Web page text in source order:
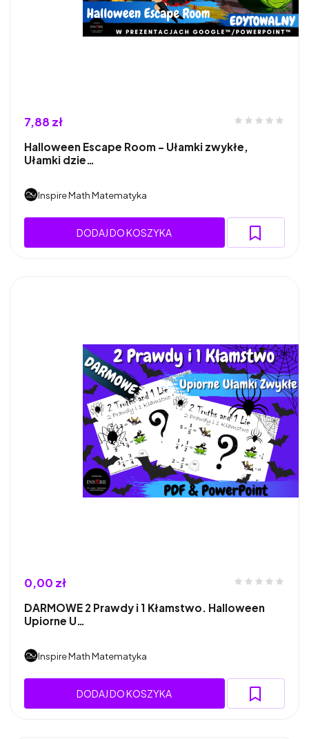
7,88 zł
Halloween Escape Room – Ułamki zwykłe,
Ułamki dzie…
Inspire Math Matematyka
DODAJ DO KOSZYKA
0,00 zł
DARMOWE 2 Prawdy i 1 Kłamstwo. Halloween
Upiorne U…
Inspire Math Matematyka
DODAJ DO KOSZYKA